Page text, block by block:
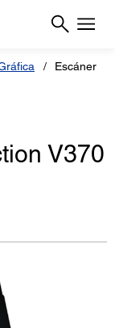
Escáner
V370